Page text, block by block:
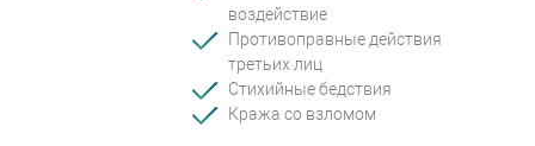
воздействие
Противоправные действия
третьих лиц
Стихийные бедствия
Кража со взломом